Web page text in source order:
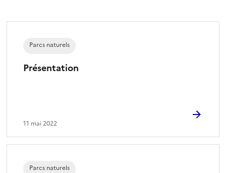
Présentation
Parcs naturels
11 mai 2022
Parcs naturels